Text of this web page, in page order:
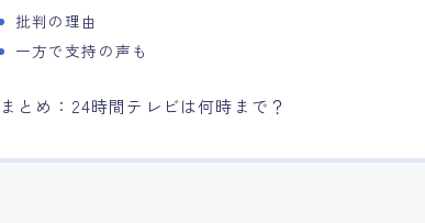
批判の理由
一方で支持の声も
まとめ：24時間テレビは何時まで？